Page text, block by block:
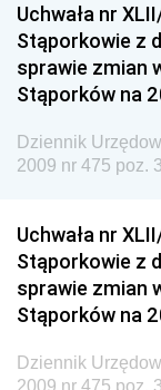
Dziennik
Dziennik
Dziennik
Dziennik
Kolejowego
Technologii
Dziennik
Dziennik
Państwowych
Dziennik
Uchwała nr
Stąporkowie z
sprawie zmian
Stąporków na
Dziennik
2009 nr 475 poz.
Uchwała nr
Stąporkowie z
sprawie zmian
Stąporków na
Dziennik
2009 nr 475 poz.